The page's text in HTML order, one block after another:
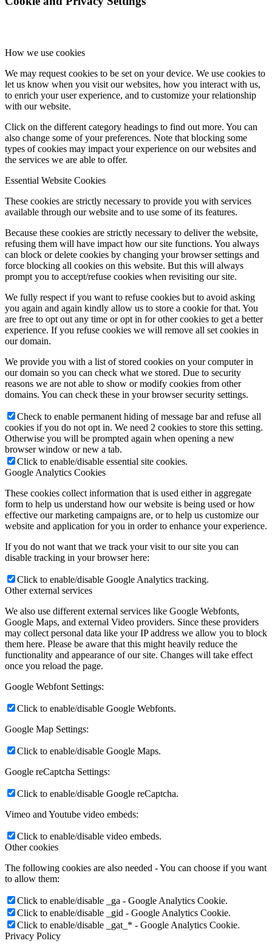
How we use cookies
We may request cookies to be set on your device. We use cookies to
let us know when you visit our websites, how you interact with us,
to enrich your user experience, and to customize your relationship
with our website.
Click on the different category headings to find out more. You can
also change some of your preferences. Note that blocking some
types of cookies may impact your experience on our websites and
the services we are able to offer.
Essential Website Cookies
These cookies are strictly necessary to provide you with services
available through our website and to use some of its features.
Because these cookies are strictly necessary to deliver the website,
refusing them will have impact how our site functions. You always
can block or delete cookies by changing your browser settings and
force blocking all cookies on this website. But this will always
prompt you to accept/refuse cookies when revisiting our site.
We fully respect if you want to refuse cookies but to avoid asking
you again and again kindly allow us to store a cookie for that. You
are free to opt out any time or opt in for other cookies to get a better
experience. If you refuse cookies we will remove all set cookies in
our domain.
We provide you with a list of stored cookies on your computer in
our domain so you can check what we stored. Due to security
reasons we are not able to show or modify cookies from other
domains. You can check these in your browser security settings.
Check to enable permanent hiding of message bar and refuse all
cookies if you do not opt in. We need 2 cookies to store this setting.
Otherwise you will be prompted again when opening a new
browser window or new a tab.
Click to enable/disable essential site cookies.
Google Analytics Cookies
These cookies collect information that is used either in aggregate
form to help us understand how our website is being used or how
effective our marketing campaigns are, or to help us customize our
website and application for you in order to enhance your experience.
If you do not want that we track your visit to our site you can
disable tracking in your browser here:
Click to enable/disable Google Analytics tracking.
Other external services
We also use different external services like Google Webfonts,
Google Maps, and external Video providers. Since these providers
may collect personal data like your IP address we allow you to block
them here. Please be aware that this might heavily reduce the
functionality and appearance of our site. Changes will take effect
once you reload the page.
Google Webfont Settings:
Click to enable/disable Google Webfonts.
Google Map Settings:
Click to enable/disable Google Maps.
Google reCaptcha Settings:
Click to enable/disable Google reCaptcha.
Vimeo and Youtube video embeds:
Click to enable/disable video embeds.
Other cookies
The following cookies are also needed - You can choose if you want
to allow them:
Click to enable/disable _ga - Google Analytics Cookie.
Click to enable/disable _gid - Google Analytics Cookie.
Click to enable/disable _gat_* - Google Analytics Cookie.
Privacy Policy